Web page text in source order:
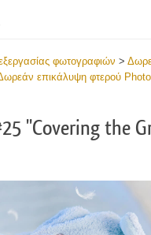
φωτογραφιών >
επικάλυψη φτερού
"Covering the